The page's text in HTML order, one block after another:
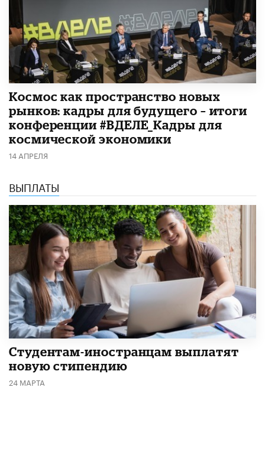
Космос как пространство новых
рынков: кадры для будущего – итоги
конференции #ВДЕЛЕ_Кадры для
космической экономики
14 АПРЕЛЯ
ВЫПЛАТЫ
Студентам-иностранцам выплатят
новую стипендию
24 МАРТА